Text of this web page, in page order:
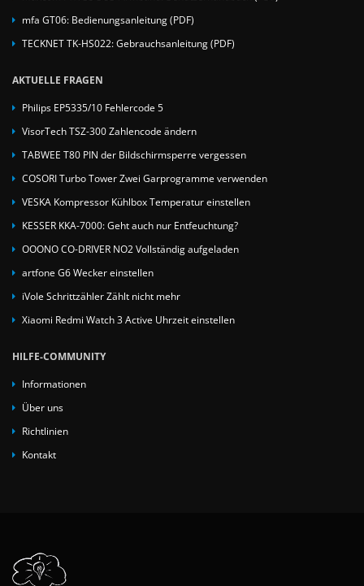
mfa GT06: Bedienungsanleitung (PDF)
TECKNET TK-HS022: Gebrauchsanleitung (PDF)
AKTUELLE FRAGEN
Philips EP5335/10 Fehlercode 5
VisorTech TSZ-300 Zahlencode ändern
TABWEE T80 PIN der Bildschirmsperre vergessen
COSORI Turbo Tower Zwei Garprogramme verwenden
VESKA Kompressor Kühlbox Temperatur einstellen
KESSER KKA-7000: Geht auch nur Entfeuchtung?
OOONO CO-DRIVER NO2 Vollständig aufgeladen
artfone G6 Wecker einstellen
iVole Schrittzähler Zählt nicht mehr
Xiaomi Redmi Watch 3 Active Uhrzeit einstellen
HILFE-COMMUNITY
Informationen
Über uns
Richtlinien
Kontakt